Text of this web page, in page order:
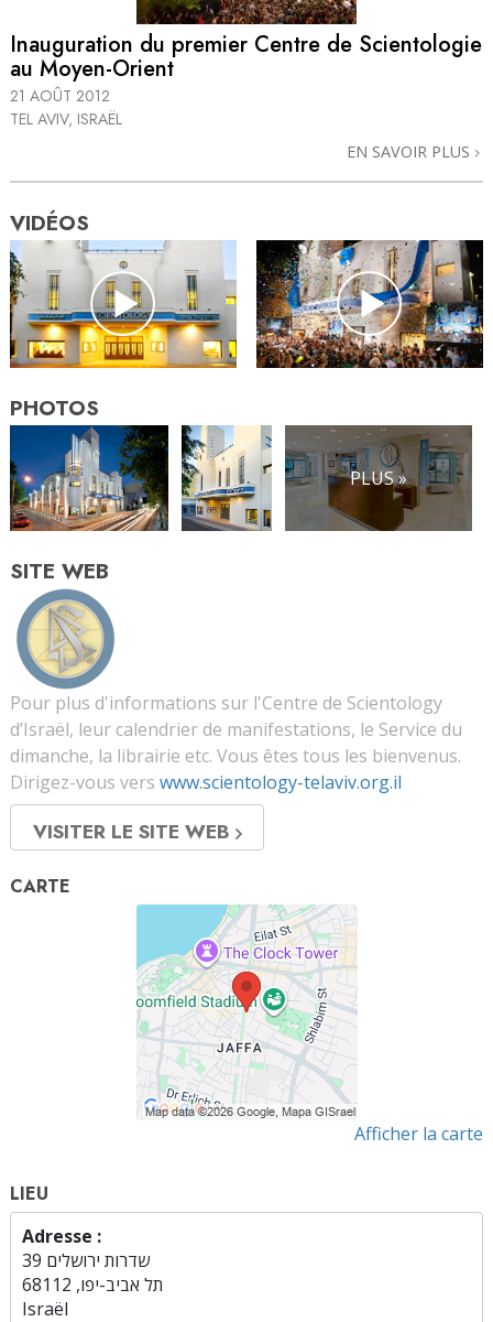
Inauguration du premier Centre de Scientologie
au Moyen-Orient
21 AOÛT 2012
TEL AVIV, ISRAËL
EN SAVOIR PLUS
VIDÉOS
PHOTOS
PLUS »
SITE WEB
Pour plus d'informations sur l'Centre de Scientology
d’Israël, leur calendrier de manifestations, le Service du
dimanche, la librairie etc. Vous êtes tous les bienvenus.
Dirigez-vous vers www.scientology-telaviv.org.il
VISITER LE SITE WEB
CARTE
Afficher la carte
LIEU
Adresse :
שדרות ירושלים 39
תל אביב-יפו, 68112
Israël